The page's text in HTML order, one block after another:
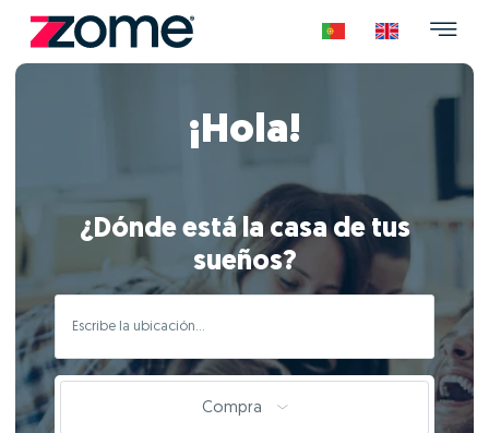
¡Hola!
¿Dónde está la casa de tus
sueños?
Compra